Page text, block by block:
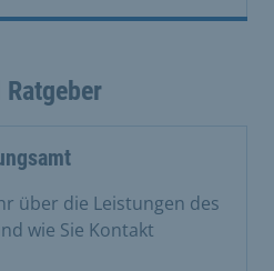
über die Leistungen des
wie Sie Kontakt